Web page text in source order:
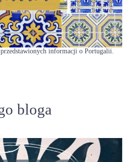
informacji o Portugalii.
bloga